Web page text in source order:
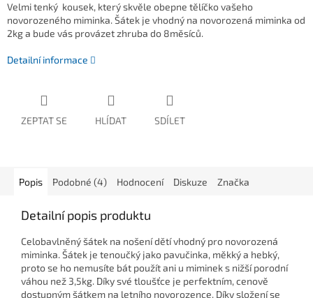
Velmi tenký kousek, který skvěle obepne tělíčko vašeho
novorozeného miminka. Šátek je vhodný na novorozená miminka od
2kg a bude vás provázet zhruba do 8měsíců.
Detailní informace
ZEPTAT SE HLÍDAT SDÍLET
Popis Podobné (4) Hodnocení Diskuze Značka
Detailní popis produktu
Celobavlněný šátek na nošení dětí vhodný pro novorozená
miminka. Šátek je tenoučký jako pavučinka, měkký a hebký,
proto se ho nemusíte bát použít ani u miminek s nižší porodní
váhou než 3,5kg. Díky své tloušťce je perfektním, cenově
dostupným šátkem na letního novorozence. Díky složení se